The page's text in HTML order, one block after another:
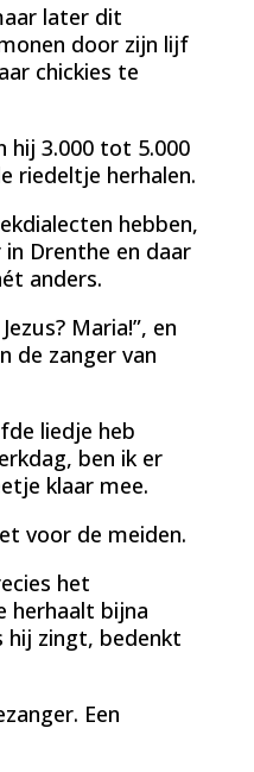
later dit
door zijn lijf
chickies te
hij 3.000 tot 5.000
riedeltje herhalen.
hebben,
in Drenthe en daar
anders.
Maria!”, en
de zanger van
liedje heb
ben ik er
klaar mee.
voor de meiden.
het
herhaalt bijna
hij zingt, bedenkt
Een